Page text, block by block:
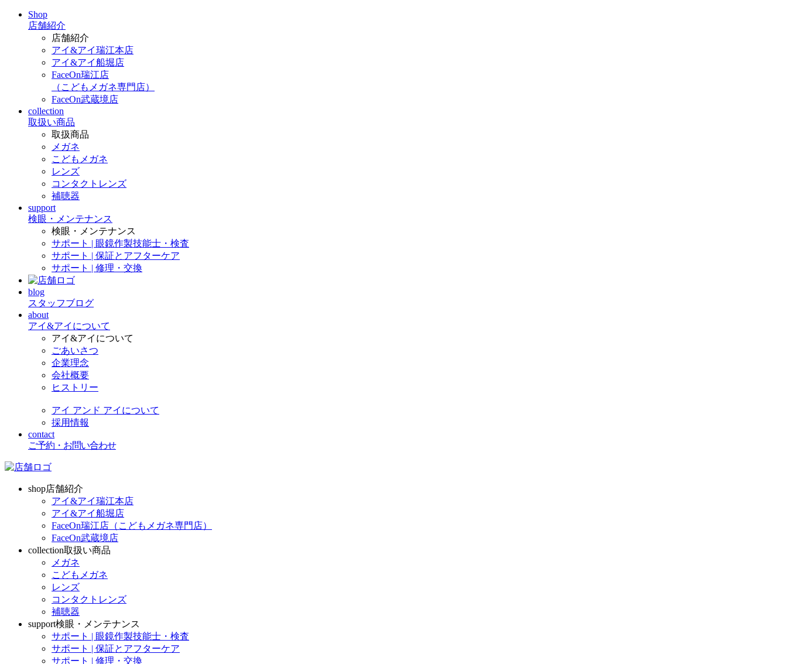
Shop
店舗紹介
店舗紹介
アイ&アイ瑞江本店
アイ&アイ船堀店
FaceOn瑞江店
（こどもメガネ専門店）
FaceOn武蔵境店
collection
取扱い商品
取扱商品
メガネ
こどもメガネ
レンズ
コンタクトレンズ
補聴器
support
検眼・メンテナンス
検眼・メンテナンス
サポート | 眼鏡作製技能士・検査
サポート | 保証とアフターケア
サポート | 修理・交換
blog
スタッフブログ
about
アイ&アイについて
アイ&アイについて
ごあいさつ
企業理念
会社概要
ヒストリー
アイ アンド アイについて
採用情報
contact
ご予約・お問い合わせ
shop店舗紹介
アイ&アイ瑞江本店
アイ&アイ船堀店
FaceOn瑞江店（こどもメガネ専門店）
FaceOn武蔵境店
collection取扱い商品
メガネ
こどもメガネ
レンズ
コンタクトレンズ
補聴器
support検眼・メンテナンス
サポート | 眼鏡作製技能士・検査
サポート | 保証とアフターケア
サポート | 修理・交換